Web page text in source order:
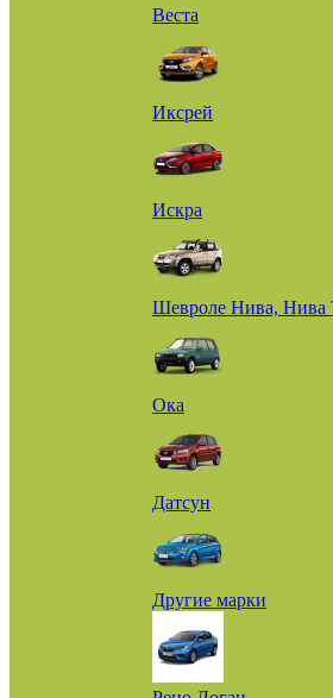
Веста
Иксрей
Искра
Шевроле Нива, Нива
Ока
Датсун
Другие марки